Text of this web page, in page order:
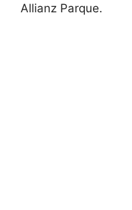
Allianz Parque.